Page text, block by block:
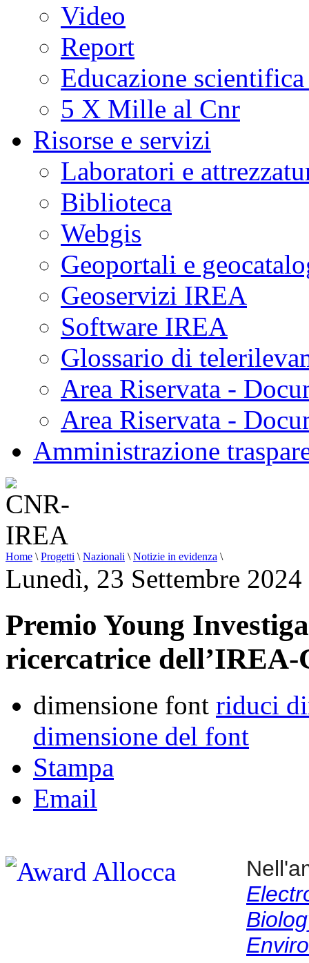
Video
Report
Educazione
5 X Mille al Cnr
Risorse e servizi
Laboratori e
Biblioteca
Webgis
Geoportali e
Geoservizi IREA
Software IREA
Glossario di
Area Riservata -
Area Riservata -
Amministrazione
Home \ Progetti \ Nazionali \ Notizie in evidenza \
Lunedì, 23 Settembre
Premio Young
ricercatrice dell’IREA-
dimensione font riduci
dimensione del font
Stampa
Email